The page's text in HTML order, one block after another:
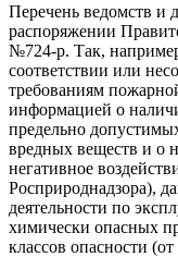
Перечень ведомств и
распоряжении
№724-р. Так,
соответствии или
требованиям
информацией о
предельно
вредных веществ и о
негативное
Росприроднадзора),
деятельности по
химически опасных
классов опасности